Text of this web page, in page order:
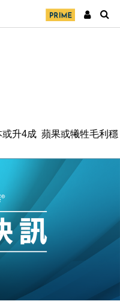
升4成 蘋果或犧牲毛利穩
合辦氣候金融會議
價至505元 惟維持「增
供失實資料 遭禁申請輸入
渦北上 上海取消逾900班
利創新高 中期息增15%至